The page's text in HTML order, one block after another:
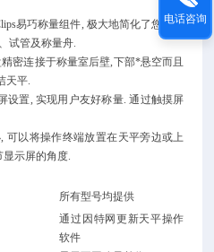
易巧称量组件, 极大地简化了您的特
试管及称量舟.
密连接于称量室后壁,下部*悬空而且
天平.
设置, 实现用户友好称量. 通过触摸屏
以将操作终端放置在天平旁边或上
示屏的角度.
所有型号均提供
通过因特网更新天平操作
软件
电话咨询